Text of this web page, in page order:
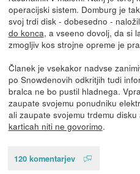
operacijski sistem. Domburg je
svoj trdi disk - dobesedno -
do konca, a vseeno dovolj, da si
zmogljiv kos strojne opreme je
Članek je vsekakor nadvse
po Snowdenovih odkritjih tudi
bralca ne bo pustil hladnega.
zaupate svojemu ponudniku
ali zaupate svojemu trdemu
karticah niti ne govorimo.
120 komentarjev